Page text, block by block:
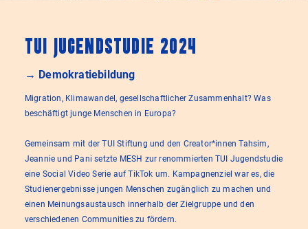
TUI Jugendstudie 2024
→ Demokratiebildung
Migration, Klimawandel, gesellschaftlicher Zusammenhalt? Was
beschäftigt junge Menschen in Europa?
Gemeinsam mit der TUI Stiftung und den Creator*innen Tahsim,
Jeannie und Pani setzte MESH zur renommierten TUI Jugendstudie
eine Social Video Serie auf TikTok um. Kampagnenziel war es, die
Studienergebnisse jungen Menschen zugänglich zu machen und
einen Meinungsaustausch innerhalb der Zielgruppe und den
verschiedenen Communities zu fördern.